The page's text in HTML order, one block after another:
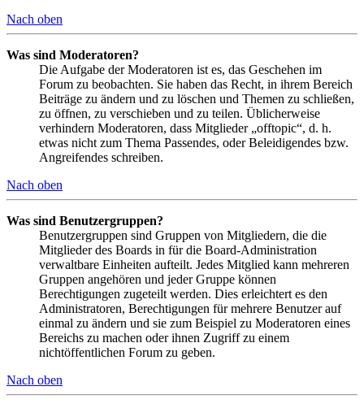
Nach oben
Was sind Moderatoren?
Die Aufgabe der Moderatoren ist es, das Geschehen im
Forum zu beobachten. Sie haben das Recht, in ihrem Bereich
Beiträge zu ändern und zu löschen und Themen zu schließen,
zu öffnen, zu verschieben und zu teilen. Üblicherweise
verhindern Moderatoren, dass Mitglieder „offtopic“, d. h.
etwas nicht zum Thema Passendes, oder Beleidigendes bzw.
Angreifendes schreiben.
Nach oben
Was sind Benutzergruppen?
Benutzergruppen sind Gruppen von Mitgliedern, die die
Mitglieder des Boards in für die Board-Administration
verwaltbare Einheiten aufteilt. Jedes Mitglied kann mehreren
Gruppen angehören und jeder Gruppe können
Berechtigungen zugeteilt werden. Dies erleichtert es den
Administratoren, Berechtigungen für mehrere Benutzer auf
einmal zu ändern und sie zum Beispiel zu Moderatoren eines
Bereichs zu machen oder ihnen Zugriff zu einem
nichtöffentlichen Forum zu geben.
Nach oben